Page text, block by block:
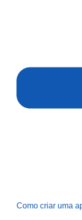
Como criar uma